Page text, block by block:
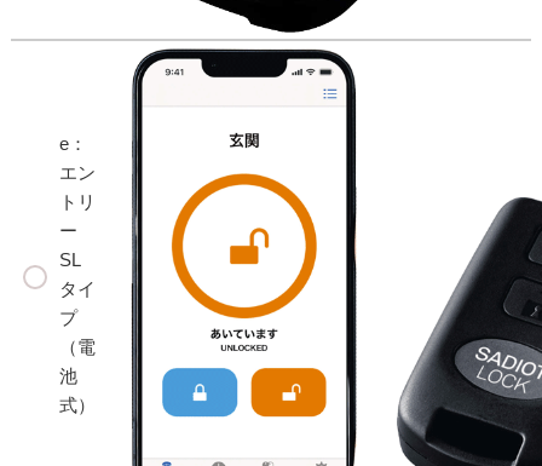
e：
エン
トリ
ー
SL
タイ
プ
（電
池
式）